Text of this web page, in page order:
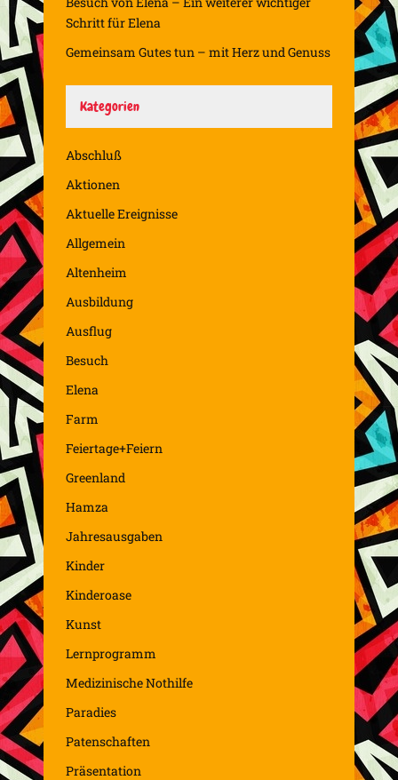
Schritt für Elena
Gemeinsam Gutes tun – mit Herz und Genuss
Kategorien
Abschluß
Aktionen
Aktuelle Ereignisse
Allgemein
Altenheim
Ausbildung
Ausflug
Besuch
Elena
Farm
Feiertage+Feiern
Greenland
Hamza
Jahresausgaben
Kinder
Kinderoase
Kunst
Lernprogramm
Medizinische Nothilfe
Paradies
Patenschaften
Präsentation